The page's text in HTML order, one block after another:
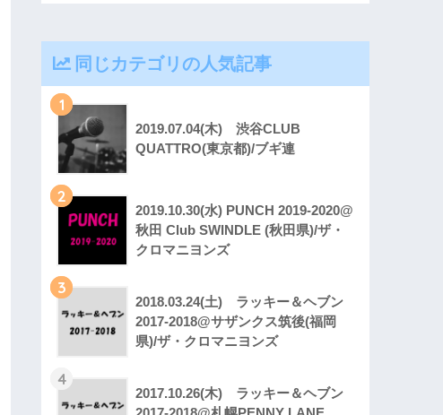
同じカテゴリの人気記事
1
2019.07.04(木) 渋谷CLUB
QUATTRO(東京都)/ブギ連
2
2019.10.30(水) PUNCH 2019-2020@
秋田 Club SWINDLE (秋田県)/ザ・
クロマニヨンズ
3
2018.03.24(土) ラッキー＆ヘブン
2017-2018@サザンクス筑後(福岡
県)/ザ・クロマニヨンズ
4
2017.10.26(木) ラッキー＆ヘブン